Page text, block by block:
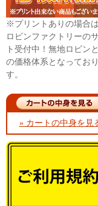
※プリントありの場合は
ロビンファクトリーの
ト受付中！無地ロビン
の価格体系となってお
す。
» カートの中身を見